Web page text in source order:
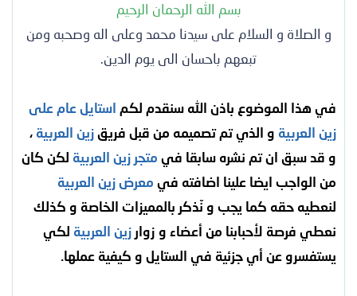
بسم الله الرحمان الرحيم
و الصلاة و السلام على سيدنا محمد وعلى اله وصحبه ومن
تبعهم باحسان الى يوم الدين.
في هذا الموضوع باذن الله سنقدم لكم استايل عام على
زين العربية و الذي تم تصميمه من قبل فريقزين العربية ،
و قد سبق ان تم نشره سابقا في متجر زين العربية لكن كان
من الواجب ايضا علينا اضافته في معرض زين العربية
لنعطيه حقه كما يجب و نّذكر بالمميزات الخاصة و كذلك
نعطي فرصة لأحبابنا من أعضاء و زوار زين العربية لكي
يستفسرو عن أي جزئية في الستايل و كيفية عملها.